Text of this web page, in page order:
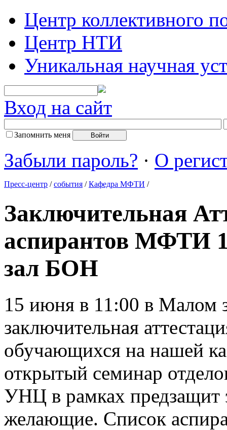
Центр коллективного
Центр НТИ
Уникальная научная
Вход на сайт
Запомнить меня
Забыли пароль? · О
Пресс-центр /события /Кафедра МФТИ /
Заключительная
аспирантов МФТИ
зал БОН
15 июня в 11:00 в Малом
заключительная
обучающихся на нашей
открытый семинар
УНЦ в рамках предзащит
желающие. Список